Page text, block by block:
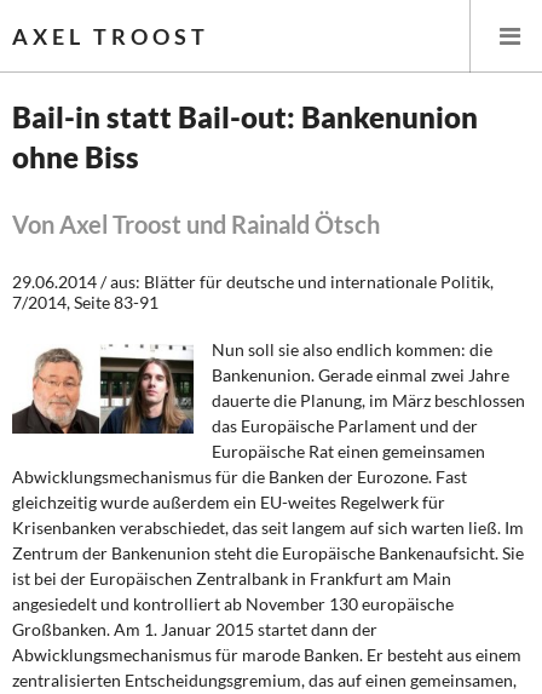
AXEL TROOST
Startseite
Themen
Leitlinien linker Wirtschafts- und Finanzpolitik
Steuer- und Finanzpolitik
Öffentliche Infrastruktur und Daseinsvorsorge
Eurokrise und Griechenland
DIE LINKE
Weitere Themen
Memo-Gruppe
Bail-in statt Bail-out: Bankenunion
ohne Biss
Von Axel Troost und Rainald Ötsch
29.06.2014 / aus: Blätter für deutsche und internationale Politik,
7/2014, Seite 83-91
Nun soll sie also endlich kommen: die
Bankenunion. Gerade einmal zwei Jahre
dauerte die Planung, im März beschlossen
das Europäische Parlament und der
Europäische Rat einen gemeinsamen
Abwicklungsmechanismus für die Banken der Eurozone. Fast
gleichzeitig wurde außerdem ein EU-weites Regelwerk für
Krisenbanken verabschiedet, das seit langem auf sich warten ließ. Im
Zentrum der Bankenunion steht die Europäische Bankenaufsicht. Sie
ist bei der Europäischen Zentralbank in Frankfurt am Main
angesiedelt und kontrolliert ab November 130 europäische
Großbanken. Am 1. Januar 2015 startet dann der
Abwicklungsmechanismus für marode Banken. Er besteht aus einem
zentralisierten Entscheidungsgremium, das auf einen gemeinsamen,